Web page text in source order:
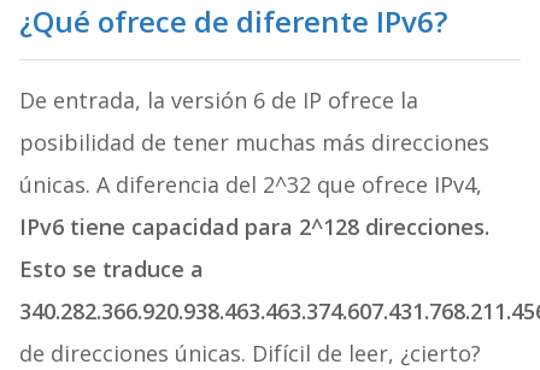
¿Qué ofrece de diferente IPv6?
De entrada, la versión 6 de IP ofrece la
posibilidad de tener muchas más direcciones
únicas. A diferencia del 2^32 que ofrece IPv4,
IPv6 tiene capacidad para 2^128 direcciones.
Esto se traduce a
de direcciones únicas. Difícil de leer, ¿cierto?